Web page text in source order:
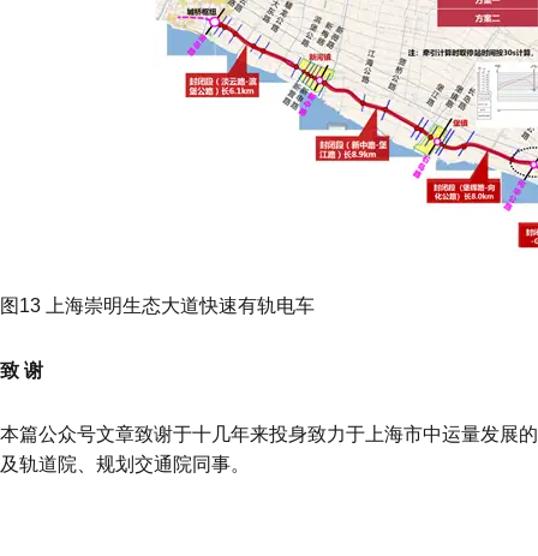
图13 上海崇明生态大道快速有轨电车
致 谢
本篇公众号文章致谢于十几年来投身致力于上海市中运量发展
及轨道院、规划交通院同事。